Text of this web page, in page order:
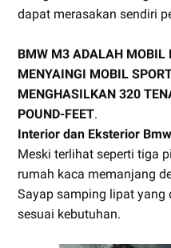
dapat merasakan sendiri
BMW M3 ADALAH MOBIL
MENYAINGI MOBIL
MENGHASILKAN 320
POUND-FEET.
Interior dan Eksterior
Meski terlihat seperti tiga
rumah kaca memanjang
Sayap samping lipat
sesuai kebutuhan.